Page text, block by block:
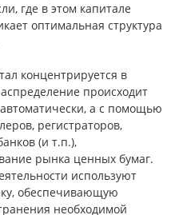
где в этом капитале
оптимальная структура
концентрируется в
происходит
а с помощью
регистраторов,
(и т.п.),
рынка ценных бумаг.
используют
обеспечивающую
необходимой